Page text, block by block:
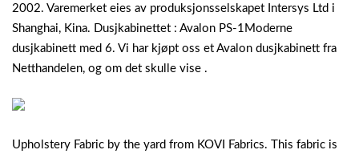
2002. Varemerket eies av produksjonsselskapet Intersys Ltd i
Shanghai, Kina. Dusjkabinettet : Avalon PS-1Moderne
dusjkabinett med 6. Vi har kjøpt oss et Avalon dusjkabinett fra
Netthandelen, og om det skulle vise .
Upholstery Fabric by the yard from KOVI Fabrics. This fabric is